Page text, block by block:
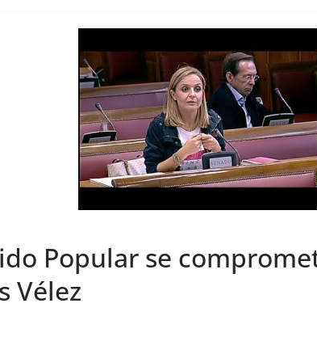
Popular se
Vélez